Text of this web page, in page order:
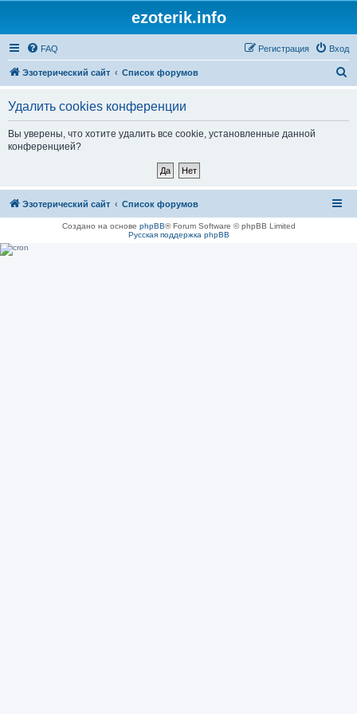
ezoterik.info
FAQ Вход
Регистрация
Эзотерический сайт Список форумов
Удалить cookies конференции
Вы уверены, что хотите удалить все cookie, установленные данной
конференцией?
Эзотерический сайт Список форумов
Создано на основе phpBB® Forum Software © phpBB Limited
Русская поддержка phpBB